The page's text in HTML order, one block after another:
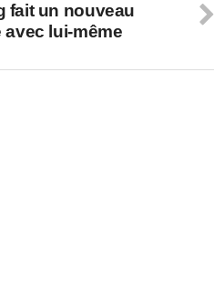
fait un nouveau
avec lui-même